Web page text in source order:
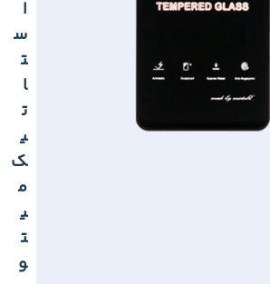
ا
س
ت
ا
ت
ی
ک
م
ی
ت
و